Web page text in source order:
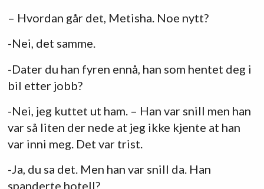
– Hvordan går det, Metisha. Noe nytt?
-Nei, det samme.
-Dater du han fyren ennå, han som hentet deg i
bil etter jobb?
-Nei, jeg kuttet ut ham. – Han var snill men han
var så liten der nede at jeg ikke kjente at han
var inni meg. Det var trist.
-Ja, du sa det. Men han var snill da. Han
spanderte hotell?